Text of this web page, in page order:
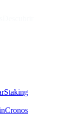
Staking
Cronos